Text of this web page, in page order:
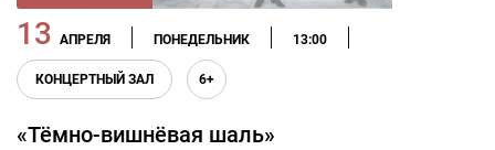
13 АПРЕЛЯ ПОНЕДЕЛЬНИК 13:00
КОНЦЕРТНЫЙ ЗАЛ 6+
«Тёмно-вишнёвая шаль»